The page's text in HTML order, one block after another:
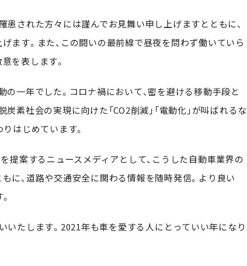
された方々には謹んでお見舞い申し上げますとともに、
ます。また、この闘いの最前線で昼夜を問わず働いていら
を表します。
一年でした。コロナ禍において、密を避ける移動手段と
炭素社会の実現に向けた 「CO2削減」「電動化」が叫ばれるな
はじめています。
提案するニュースメディアとして、 こうした自動車業界の
に、 道路や交通安全に関わる情報を随時発信。 より良い
いたします。2021年も車を愛する人にとっていい年になり